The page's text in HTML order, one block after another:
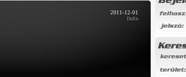
2011-12-01
DuEn